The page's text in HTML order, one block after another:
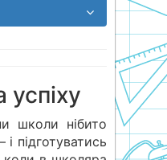
успіху
школи нібито
підготуватись